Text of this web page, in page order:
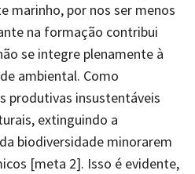
marinho, por nos ser menos
na formação contribui
se integre plenamente à
ambiental. Como
produtivas insustentáveis
extinguindo a
biodiversidade minorarem
[meta 2]. Isso é evidente,